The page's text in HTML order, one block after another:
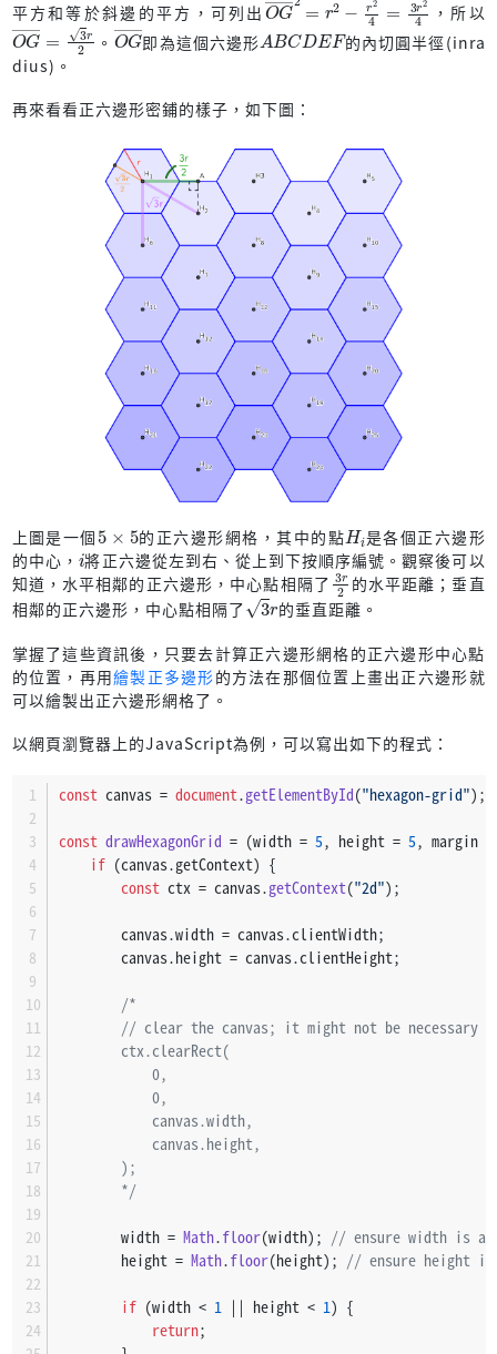
平方和等於斜邊的平方，可列出
，所以
OG―=3r
2 。 O
G
― 即為這個六邊形ABCDEF 的內切圓半徑(inra
dius)。
再來看看正六邊形密鋪的樣子，如下圖：
上圖是一個 5
5 的正六邊形網格，其中的點H
i
是各個正六邊形
的中心， i將正六邊從左到右、從上到下按順序編號。觀察後可以
知道，水平相鄰的正六邊形，中心點相隔了3r
2 的水平距離；垂直
相鄰的正六邊形，中心點相隔了3r
的垂直距離。
掌握了這些資訊後，只要去計算正六邊形網格的正六邊形中心點
的位置，再用繪製正多邊形的方法在那個位置上畫出正六邊形就
可以繪製出正六邊形網格了。
以網頁瀏覽器上的JavaScript為例，可以寫出如下的程式：
const canvas = document.getElementById("hexagon-grid");
const drawHexagonGrid = (width = 5, height = 5, margin
if (canvas.getContext) {
const ctx = canvas.getContext("2d");
        canvas.
width = canvas.clientWidth;
        canvas.
height = canvas.clientHeight;
/*
// clear the canvas; it might not be necessary
        ctx.clearRect(
            0,
            0,
            canvas.width,
            canvas.height,
        );
        */
        width =
Math.floor(width); // ensure width is
        height =
Math.floor(height); // ensure height
if (width < 1 || height < 1) {
return;